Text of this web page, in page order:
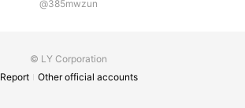
@385mwzun
© LY Corporation
Report
Other official accounts